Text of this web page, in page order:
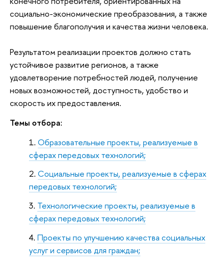
социально-экономические преобразования, а также
повышение благополучия и качества жизни человека.
Результатом реализации проектов должно стать
устойчивое развитие регионов, а также
удовлетворение потребностей людей, получение
новых возможностей, доступность, удобство и
скорость их предоставления.
Темы отбора:
Образовательные проекты, реализуемые в
сферах передовых технологий;
Социальные проекты, реализуемые в сферах
передовых технологий;
Технологические проекты, реализуемые в
сферах передовых технологий;
Проекты по улучшению качества социальных
услуг и сервисов для граждан;